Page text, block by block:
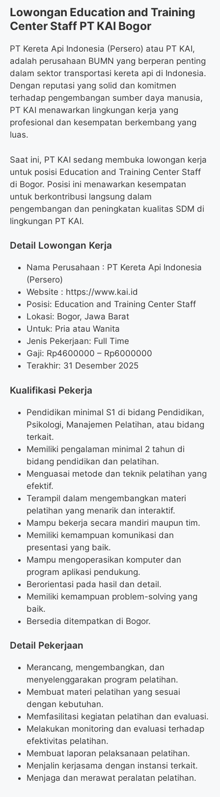
Lowongan Education and Training
Center Staff PT KAI Bogor
PT Kereta Api Indonesia (Persero) atau PT KAI,
adalah perusahaan BUMN yang berperan penting
dalam sektor transportasi kereta api di Indonesia.
Dengan reputasi yang solid dan komitmen
terhadap pengembangan sumber daya manusia,
PT KAI menawarkan lingkungan kerja yang
profesional dan kesempatan berkembang yang
luas.
Saat ini, PT KAI sedang membuka lowongan kerja
untuk posisi Education and Training Center Staff
di Bogor. Posisi ini menawarkan kesempatan
untuk berkontribusi langsung dalam
pengembangan dan peningkatan kualitas SDM di
lingkungan PT KAI.
Detail Lowongan Kerja
Nama Perusahaan : PT Kereta Api Indonesia
(Persero)
Website : https://www.kai.id
Posisi: Education and Training Center Staff
Lokasi: Bogor, Jawa Barat
Untuk: Pria atau Wanita
Jenis Pekerjaan: Full Time
Gaji: Rp4600000 – Rp6000000
Terakhir: 31 Desember 2025
Kualifikasi Pekerja
Pendidikan minimal S1 di bidang Pendidikan,
Psikologi, Manajemen Pelatihan, atau bidang
terkait.
Memiliki pengalaman minimal 2 tahun di
bidang pendidikan dan pelatihan.
Menguasai metode dan teknik pelatihan yang
efektif.
Terampil dalam mengembangkan materi
pelatihan yang menarik dan interaktif.
Mampu bekerja secara mandiri maupun tim.
Memiliki kemampuan komunikasi dan
presentasi yang baik.
Mampu mengoperasikan komputer dan
program aplikasi pendukung.
Berorientasi pada hasil dan detail.
Memiliki kemampuan problem-solving yang
baik.
Bersedia ditempatkan di Bogor.
Detail Pekerjaan
Merancang, mengembangkan, dan
menyelenggarakan program pelatihan.
Membuat materi pelatihan yang sesuai
dengan kebutuhan.
Memfasilitasi kegiatan pelatihan dan evaluasi.
Melakukan monitoring dan evaluasi terhadap
efektivitas pelatihan.
Membuat laporan pelaksanaan pelatihan.
Menjalin kerjasama dengan instansi terkait.
Menjaga dan merawat peralatan pelatihan.